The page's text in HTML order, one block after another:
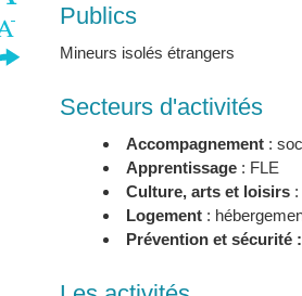
Publics
Mineurs isolés étrangers
Secteurs d'activités
Accompagnement :
Apprentissage : FLE
Culture, arts et loisirs
Logement :
Prévention et sécurité :